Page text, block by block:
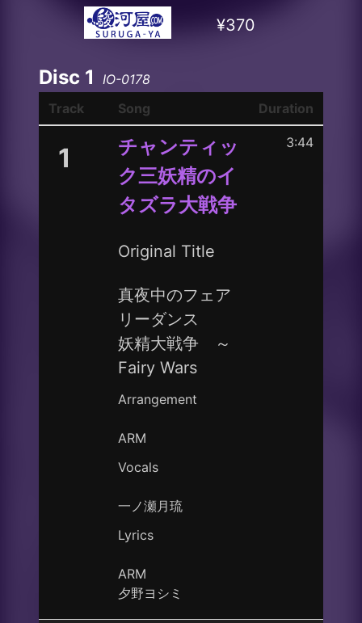
¥370
Disc 1
IO-0178
Track
Song Duration
1
チャンティッ
ク三妖精のイ
タズラ大戦争
Original Title
真夜中のフェア
リーダンス
妖精大戦争 ～
Fairy Wars
Arrangement
ARM
Vocals
一ノ瀬月琉
Lyrics
ARM
夕野ヨシミ
3:44